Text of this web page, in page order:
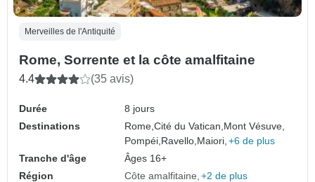
Merveilles de l'Antiquité
Rome, Sorrente et la côte amalfitaine
4.4 (35 avis)
Durée
8 jours
Destinations
Rome,Cité du Vatican, Mont Vésuve,
Pompéi, Ravello, Maiori, +6 de plus
Tranche d'âge
Âges 16+
Région
Côte amalfitaine +2 de plus